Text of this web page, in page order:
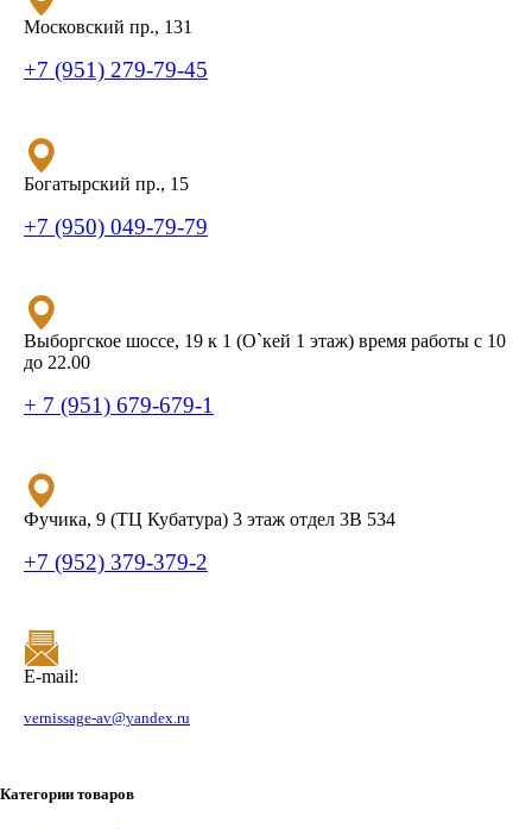
Московский пр., 131
+7 (951) 279-79-45
Богатырский пр., 15
+7 (950) 049-79-79
Выборгское шоссе, 19 к 1 (О`кей 1 этаж) время работы с 10
до 22.00
+ 7 (951) 679-679-1
Фучика, 9 (ТЦ Кубатура) 3 этаж отдел 3В 534
+7 (952) 379-379-2
E-mail:
vernissage-av@yandex.ru
Категории товаров